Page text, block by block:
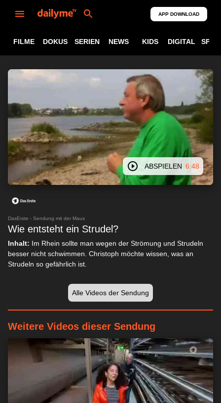
APP DOWNLOAD
FILME DOKUS SERIEN NEWS KIDS DIGITAL
ABSPIELEN 6:48
DasErste - Sendung mit der Maus
Wie entsteht ein Strudel?
Inhalt: Im Rhein sollte man wegen der Strömung und Strudeln
besser nicht schwimmen. Christoph möchte wissen, was an
Strudeln so gefährlich ist.
Alle Videos der Sendung
Weitere Videos dieser Sendung